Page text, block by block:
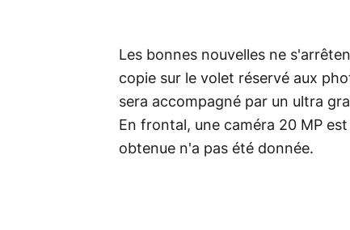
Les bonnes nouvelles ne
copie sur le volet réservé aux
sera accompagné par un ultra
En frontal, une caméra 20 MP
obtenue n'a pas été donnée.